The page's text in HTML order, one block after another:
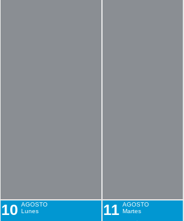
10 AGOSTO
Lunes
11 AGOSTO
Martes